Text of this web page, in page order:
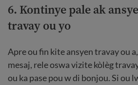
6. Kontinye pale ak
travay ou yo
Apre ou fin kite ansyen travay ou
mesaj, rele oswa vizite kòlèg
ou ka pase pou w di bonjou. Si ou